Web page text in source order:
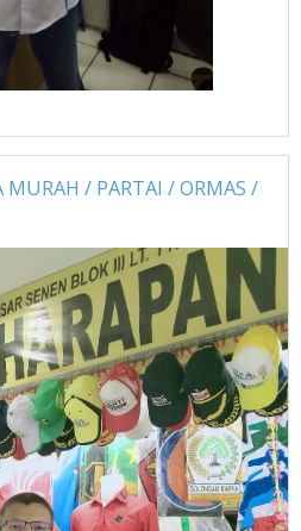
MURAH / PARTAI / ORMAS /